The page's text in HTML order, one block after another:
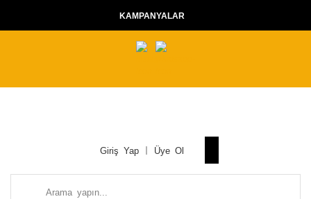
KAMPANYALAR
Giriş Yap Üye Ol